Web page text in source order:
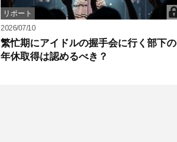
リポート
2026/07/10
繁忙期にアイドルの握手会に行く部下の
年休取得は認めるべき？